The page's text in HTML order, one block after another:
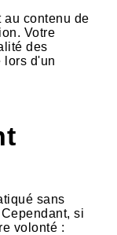
au contenu de
Votre
des
lors d'un
sans
si
volonté :